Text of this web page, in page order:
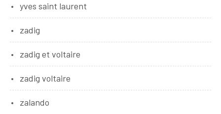
yves saint laurent
zadig
zadig et voltaire
zadig voltaire
zalando